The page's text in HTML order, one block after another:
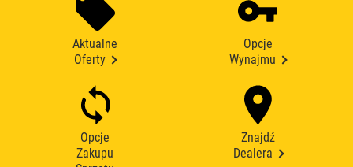
Aktualne
Oferty
Opcje
Wynajmu
Opcje
Zakupu
Znajdź
Dealera